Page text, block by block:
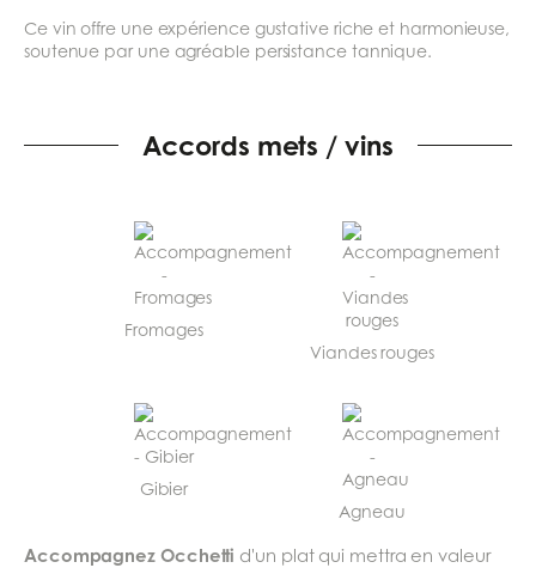
Ce vin offre une expérience gustative riche et harmonieuse,
soutenue par une agréable persistance tannique.
Accords mets / vins
Fromages
Viandes rouges
Gibier
Agneau
Accompagnez Occhetti d'un plat qui mettra en valeur